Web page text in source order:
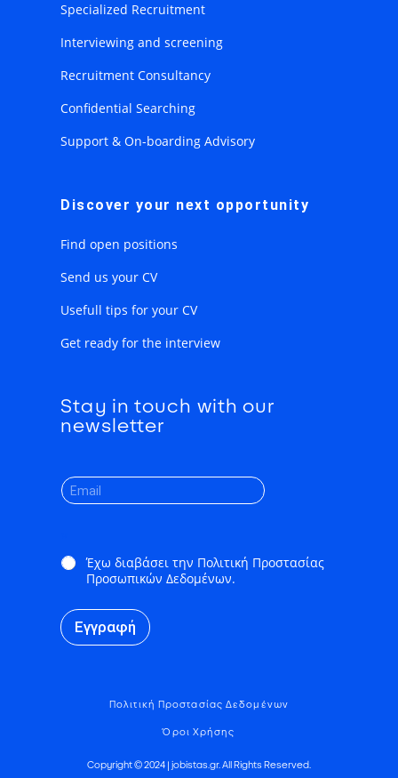
Specialized Recruitment
Interviewing and screening
Recruitment Consultancy
Confidential Searching
Support & On-boarding Advisory
Discover your next opportunity
Find open positions
Send us your CV
Usefull tips for your CV
Get ready for the interview
Stay in touch with our
newsletter
Έχω διαβάσει την Πολιτική Προστασίας
Προσωπικών Δεδομένων.
Εγγραφή
Πολιτική Προστασίας Δεδομένων
Όροι Χρήσης
Copyright © 2024 | jobistas.gr. All Rights Reserved.